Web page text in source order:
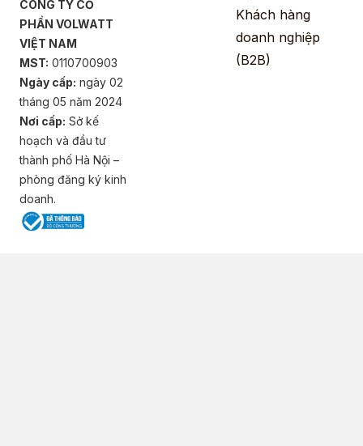
CÔNG TY CỔ
PHẦN VOLWATT
VIỆT NAM
MST: 0110700903
Ngày cấp: ngày 02
tháng 05 năm 2024
Nơi cấp: Sở kế
hoạch và đầu tư
thành phố Hà Nội –
phòng đăng ký kinh
doanh.
Khách hàng
doanh nghiệp
(B2B)